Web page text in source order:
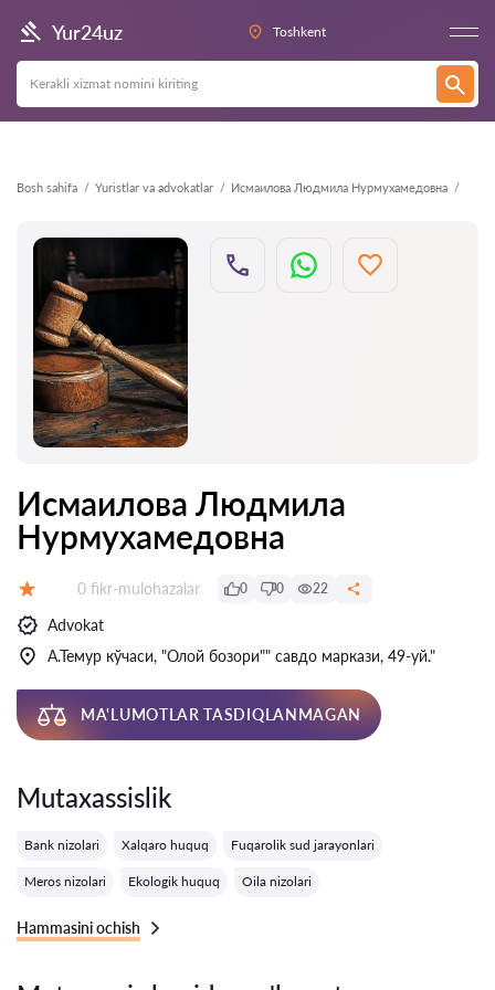
Yur24uz Toshkent
Bosh sahifa Yuristlar va advokatlar Исмаилова Людмила Нурмухамедовна
Orqaga
Исмаилова Людмила
Нурмухамедовна
Fikrlar:
0 fikr-mulohazalar 0 0 22
Advokat
А.Темур кўчаси, "Олой бозори"" савдо маркази, 49-уй."
MA'LUMOTLAR TASDIQLANMAGAN
Mutaxassislik
Bank nizolari Xalqaro huquq Fuqarolik sud jarayonlari
Meros nizolari Ekologik huquq Oila nizolari
Hammasini ochish